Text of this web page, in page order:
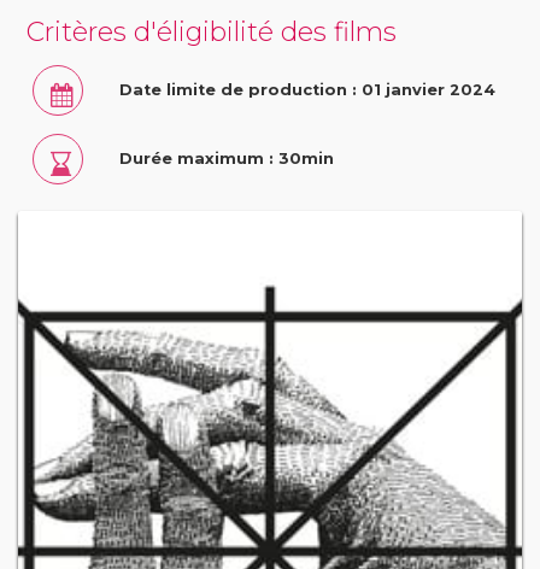
Critères d'éligibilité des films
Date limite de production : 01 janvier 2024
Durée maximum : 30min